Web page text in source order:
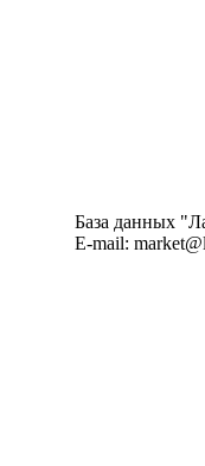
База данных
E-mail: